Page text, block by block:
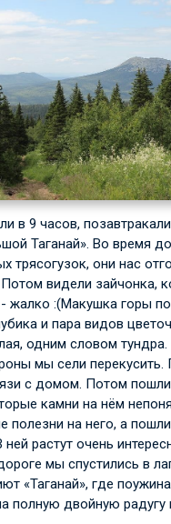
в 9 часов,
Таганай». Во время
трясогузок, они нас
видели зайчонка,
жалко :(Макушка горы
и пара видов
одним словом
мы сели перекусить.
с домом. Потом
камни на нём
полезни на него, а
ней растут очень
мы спустились в
«Таганай», где
полную двойную радугу